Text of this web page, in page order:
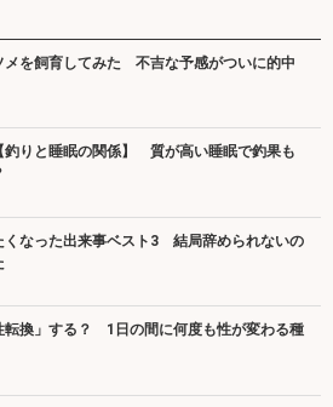
メを飼育してみた 不吉な予感がついに的中
釣りと睡眠の関係】 質が高い睡眠で釣果も
くなった出来事ベスト3 結局辞められないの
転換」する？ 1日の間に何度も性が変わる種